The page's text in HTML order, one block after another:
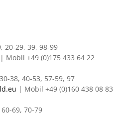
20-29, 39, 98-99
| Mobil +49 (0)175 433 64 22
38, 40-53, 57-59, 97
| Mobil +49 (0)160 438 08 83
69, 70-79